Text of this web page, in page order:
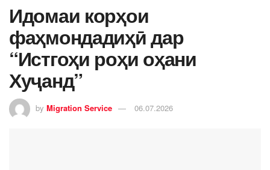
Идомаи корҳои
фаҳмондадиҳӣ дар
“Истгоҳи роҳи оҳани
Хуҷанд”
by Migration Service 06.07.2026